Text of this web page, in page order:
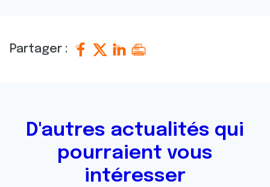
Partager :
D'autres actualités qui
pourraient vous
intéresser